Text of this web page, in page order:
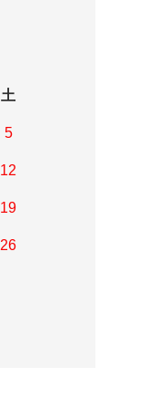
土
5
12
19
26